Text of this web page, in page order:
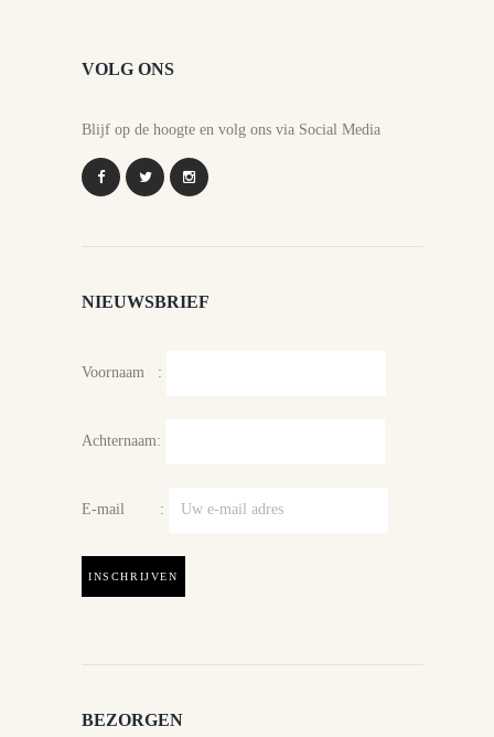
VOLG ONS
Blijf op de hoogte en volg ons via Social Media
NIEUWSBRIEF
Voornaam :
Achternaam:
E-mail :
BEZORGEN